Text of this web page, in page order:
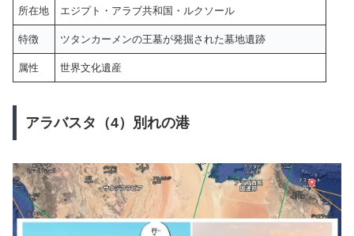
所在地 エジプト・アラブ共和国・ルクソール
特徴 ツタンカーメンの王墓が発掘された墓地遺跡
属性 世界文化遺産
アラバスタ（4）別れの港